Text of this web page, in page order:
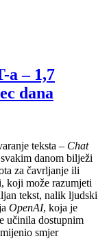
a – 1,7
dana
teksta ‒ Chat
danom bilježi
za čavrljanje ili
koji može razumjeti
tekst, nalik ljudski
OpenAI, koja je
učinila dostupnim
smjer